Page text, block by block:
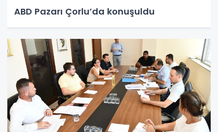
ABD Pazarı Çorlu’da konuşuldu